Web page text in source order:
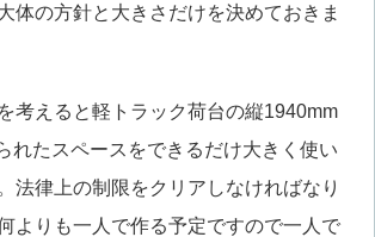
体の方針と大きさだけを決めておきま
考えると軽トラック荷台の縦1940mm
れたスペースをできるだけ大きく使い
法律上の制限をクリアしなければなり
よりも一人で作る予定ですので一人で